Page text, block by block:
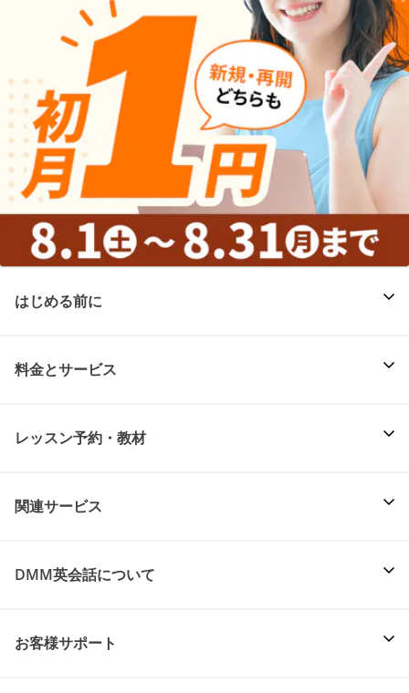
はじめる前に
料金とサービス
レッスン予約・教材
関連サービス
DMM英会話について
お客様サポート